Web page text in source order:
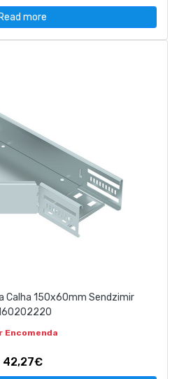
Read more
Calha 150x60mm Sendzimir
Encomenda
42,27€